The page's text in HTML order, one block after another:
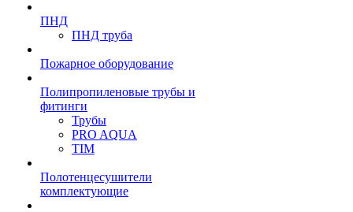
ПНД
ПНД труба
Пожарное оборудование
Полипропиленовые трубы и
фитинги
Трубы
PRO AQUA
TIM
Полотенцесушители
комплектующие